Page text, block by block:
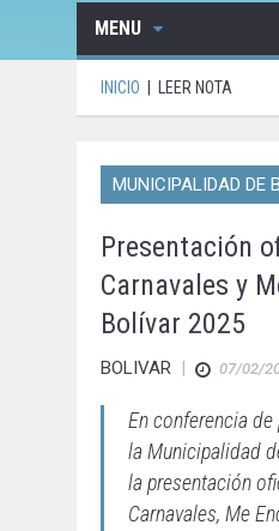
MENU
INICIO LEER NOTA
MUNICIPALIDAD DE
Presentación
Carnavales y
Bolívar 2025
BOLIVAR | 07/02/
En conferencia
la Municipalidad
la presentación
Carnavales, Me